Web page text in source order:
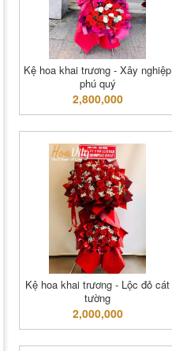
Kệ hoa khai trương - Xây nghiệp
phú quý
2,800,000
Kệ hoa khai trương - Lộc đỏ cát
tường
2,000,000